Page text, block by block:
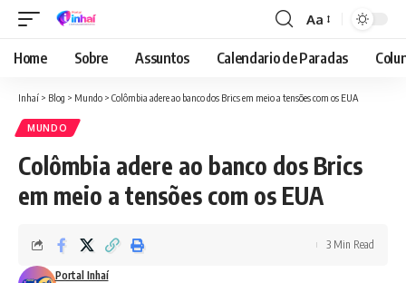
Font
Resizer
Aa
Home Sobre Assuntos Calendario de Paradas
Inhaí > Blog > Mundo > Colômbia adere ao banco dos Brics em meio a tensões com os EUA
MUNDO
Colômbia adere ao banco dos Brics
em meio a tensões com os EUA
Portal Inhaí
3 Min Read